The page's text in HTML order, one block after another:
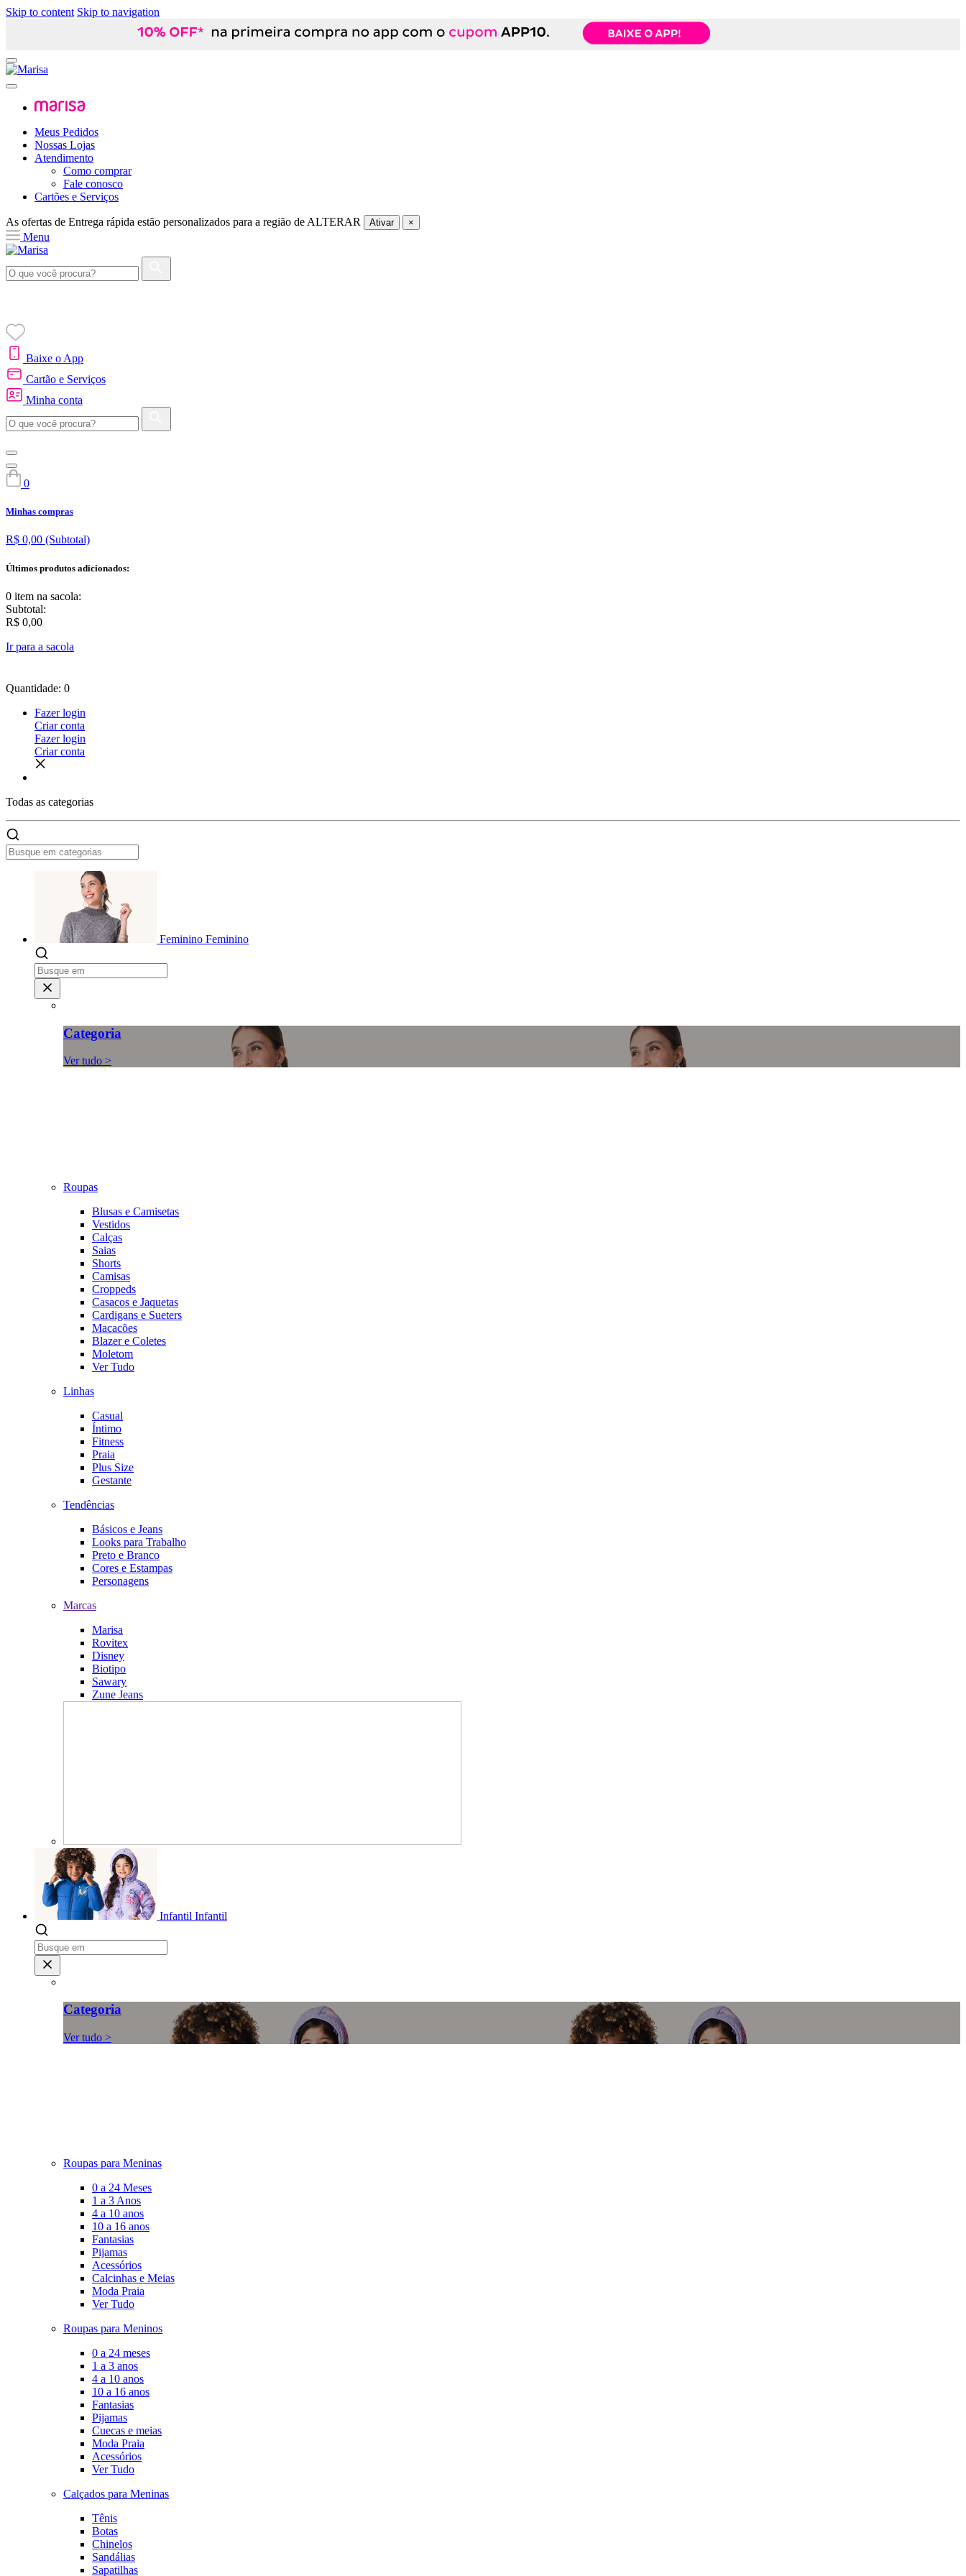
Skip to content Skip to navigation
Meus Pedidos
Nossas Lojas
Atendimento
Como comprar
Fale conosco
Cartões e Serviços
As ofertas de Entrega rápida estão personalizados para a região de ALTERAR Ativar ×
Menu
Baixe o App
Cartão e Serviços
Minha conta
0
Minhas compras
R$ 0,00 (Subtotal)
Últimos produtos adicionados:
0 item na sacola:
Subtotal:
R$ 0,00
Ir para a sacola
Quantidade: 0
Fazer login
Criar conta
Fazer login
Criar conta
Todas as categorias
Feminino Feminino
Categoria
Ver tudo >
Roupas
Blusas e Camisetas
Vestidos
Calças
Saias
Shorts
Camisas
Croppeds
Casacos e Jaquetas
Cardigans e Sueters
Macacões
Blazer e Coletes
Moletom
Ver Tudo
Linhas
Casual
Íntimo
Fitness
Praia
Plus Size
Gestante
Tendências
Básicos e Jeans
Looks para Trabalho
Preto e Branco
Cores e Estampas
Personagens
Marcas
Marisa
Rovitex
Disney
Biotipo
Sawary
Zune Jeans
Infantil Infantil
Categoria
Ver tudo >
Roupas para Meninas
0 a 24 Meses
1 a 3 Anos
4 a 10 anos
10 a 16 anos
Fantasias
Pijamas
Acessórios
Calcinhas e Meias
Moda Praia
Ver Tudo
Roupas para Meninos
0 a 24 meses
1 a 3 anos
4 a 10 anos
10 a 16 anos
Fantasias
Pijamas
Cuecas e meias
Moda Praia
Acessórios
Ver Tudo
Calçados para Meninas
Tênis
Botas
Chinelos
Sandálias
Sapatilhas